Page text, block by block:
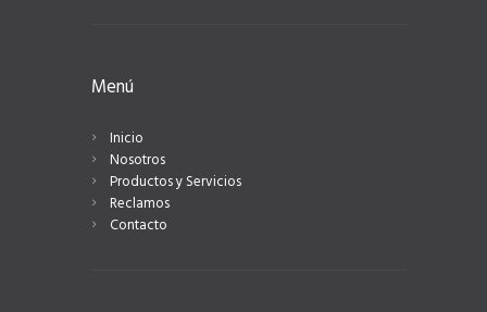
Menú
Inicio
Nosotros
Productos y Servicios
Reclamos
Contacto